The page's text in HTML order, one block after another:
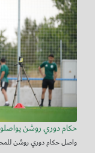
حكام دوري روشن
واصل حكام دوري روشن